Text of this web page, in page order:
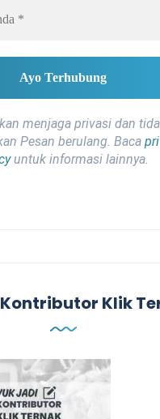
menjaga privasi dan
Pesan berulang. Baca
untuk informasi lainnya.
Klik